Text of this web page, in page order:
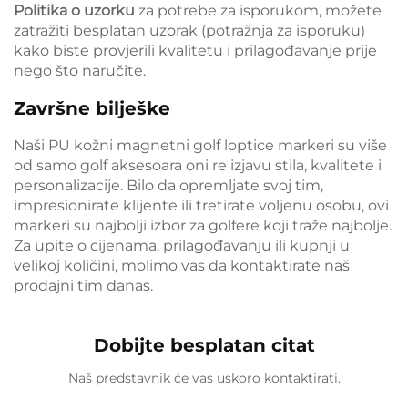
Politika o uzorku za potrebe za isporukom, možete
zatražiti besplatan uzorak (potražnja za isporuku)
kako biste provjerili kvalitetu i prilagođavanje prije
nego što naručite.
Završne bilješke
Naši PU kožni magnetni golf loptice markeri su više
od samo golf aksesoara oni re izjavu stila, kvalitete i
personalizacije. Bilo da opremljate svoj tim,
impresionirate klijente ili tretirate voljenu osobu, ovi
markeri su najbolji izbor za golfere koji traže najbolje.
Za upite o cijenama, prilagođavanju ili kupnji u
velikoj količini, molimo vas da kontaktirate naš
prodajni tim danas.
Dobijte besplatan citat
Naš predstavnik će vas uskoro kontaktirati.